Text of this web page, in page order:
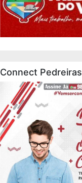
Connect Pedreiras